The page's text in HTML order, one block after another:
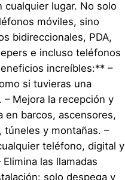
cualquier lugar. No solo
móviles, sino
bidireccionales, PDA,
e incluso teléfonos
increíbles:** –
si tuvieras una
Mejora la recepción y
en barcos, ascensores,
túneles y montañas. –
teléfono, digital y
las llamadas
solo despega y